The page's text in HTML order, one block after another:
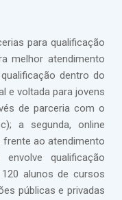
para qualificação
melhor atendimento
dentro do
e voltada para jovens
de parceria com o
a segunda, online
frente ao atendimento
qualificação
alunos de cursos
públicas e privadas